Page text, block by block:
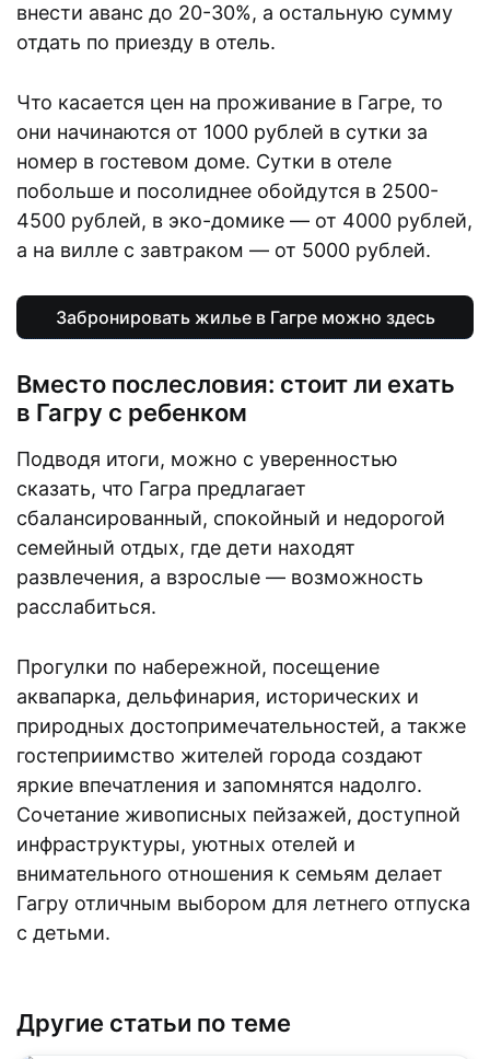
внести аванс до 20-30%, а остальную сумму
отдать по приезду в отель.
Что касается цен на проживание в Гагре, то
они начинаются от 1000 рублей в сутки за
номер в гостевом доме. Сутки в отеле
побольше и посолиднее обойдутся в 2500-
4500 рублей, в эко-домике — от 4000 рублей,
а на вилле с завтраком — от 5000 рублей.
Забронировать жилье в Гагре можно здесь
Вместо послесловия: стоит ли ехать
в Гагру с ребенком
Подводя итоги, можно с уверенностью
сказать, что Гагра предлагает
сбалансированный, спокойный и недорогой
семейный отдых, где дети находят
развлечения, а взрослые — возможность
расслабиться.
Прогулки по набережной, посещение
аквапарка, дельфинария, исторических и
природных достопримечательностей, а также
гостеприимство жителей города создают
яркие впечатления и запомнятся надолго.
Сочетание живописных пейзажей, доступной
инфраструктуры, уютных отелей и
внимательного отношения к семьям делает
Гагру отличным выбором для летнего отпуска
с детьми.
Другие статьи по теме